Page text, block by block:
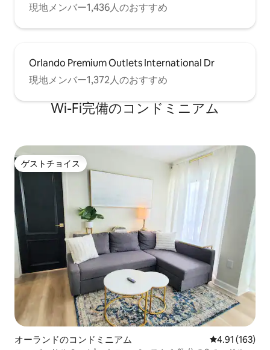
現地メンバー1,436人のおすすめ
Orlando Premium Outlets International Dr
現地メンバー1,372人のおすすめ
Wi-Fi完備のコンドミニアム
ゲストチョイス
ゲストチョイス
オーランドのコンドミニアム レビュー163
4.91 (163)